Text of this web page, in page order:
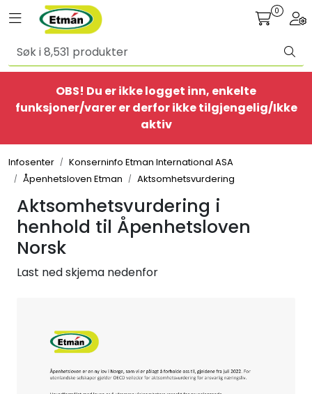
Skip to main content
Toggle navigation 0
OBS! Du er ikke logget inn, enkelte
funksjoner/varer er derfor ikke tilgjengelig/Ikke
aktiv
Infosenter
Konserninfo Etman International ASA
Åpenhetsloven Etman
Aktsomhetsvurdering
Aktsomhetsvurdering i
henhold til Åpenhetsloven
Norsk
Last ned skjema nedenfor
Alle produkter
BestSelgere
Ethome
Provisorisk
Bolig